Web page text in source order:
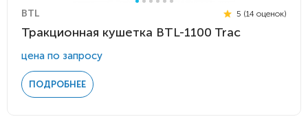
BTL 5 (14 оценок)
Тракционная кушетка BTL-1100 Trac
цена по запросу
ПОДРОБНЕЕ